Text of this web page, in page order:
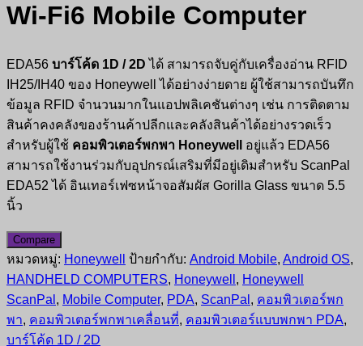
Wi-Fi6 Mobile Computer
EDA56 บาร์โค้ด 1D / 2Dได้ สามารถจับคู่กับเครื่องอ่าน RFID
IH25/IH40 ของ Honeywell ได้อย่างง่ายดาย ผู้ใช้สามารถบันทึก
ข้อมูล RFID จำนวนมากในแอปพลิเคชันต่างๆ เช่น การติดตาม
สินค้าคงคลังของร้านค้าปลีกและคลังสินค้าได้อย่างรวดเร็ว
สำหรับผู้ใช้ คอมพิวเตอร์พกพา Honeywell
อยู่แล้ว EDA56
สามารถใช้งานร่วมกับอุปกรณ์เสริมที่มีอยู่เดิมสำหรับ ScanPal
EDA52 ได้ อินเทอร์เฟซหน้าจอสัมผัส Gorilla Glass ขนาด 5.5
นิ้ว
Compare
หมวดหมู่: Honeywell ป้ายกำกับ: Android Mobile, Android OS,
HANDHELD COMPUTERS, Honeywell , Honeywell
ScanPal , Mobile Computer, PDA, ScanPal , คอมพิวเตอร์พก
พา, คอมพิวเตอร์พกพาเคลื่อนที่, คอมพิวเตอร์แบบพกพา PDA,
บาร์โค้ด 1D / 2D